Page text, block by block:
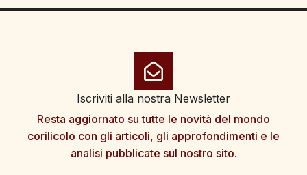
Iscriviti alla nostra Newsletter
Resta aggiornato su tutte le novità del mondo
corilicolo con gli articoli, gli approfondimenti e le
analisi pubblicate sul nostro sito.